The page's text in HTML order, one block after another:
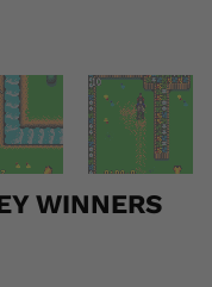
WINNERS